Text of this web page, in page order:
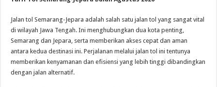
Jalan tol Semarang-Jepara adalah salah satu jalan tol yang sangat vital
di wilayah Jawa Tengah. Ini menghubungkan dua kota penting,
Semarang dan Jepara, serta memberikan akses cepat dan aman
antara kedua destinasi ini. Perjalanan melalui jalan tol ini tentunya
memberikan kenyamanan dan efisiensi yang lebih tinggi dibandingkan
dengan jalan alternatif.